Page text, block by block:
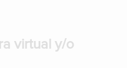
virtual y/o